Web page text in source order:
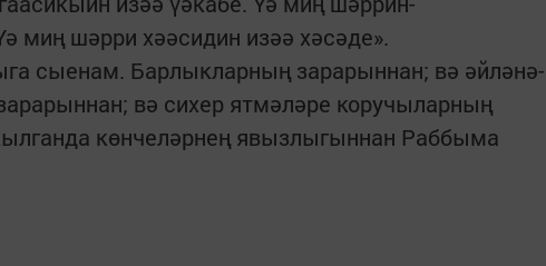
миң шәрри хәәсидин изәә хәсәде».
сыенам. Барлыкларның зарарыннан; вә әйләнә-
вә сихер ятмәләре коручыларның
көнчеләрнең явызлыгыннан Раббыма